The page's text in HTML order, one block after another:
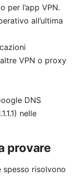
per l’app VPN.
all’ultima
VPN o proxy
DNS
nelle
provare
spesso risolvono